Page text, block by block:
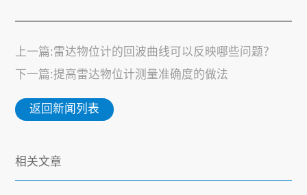
上一篇:雷达物位计的回波曲线可以反映哪些问题？
下一篇:提高雷达物位计测量准确度的做法
返回新闻列表
相关文章